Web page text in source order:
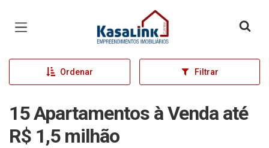
Página inicial
Ordenar Filtrar
15 Apartamentos à Venda até
R$ 1,5 milhão